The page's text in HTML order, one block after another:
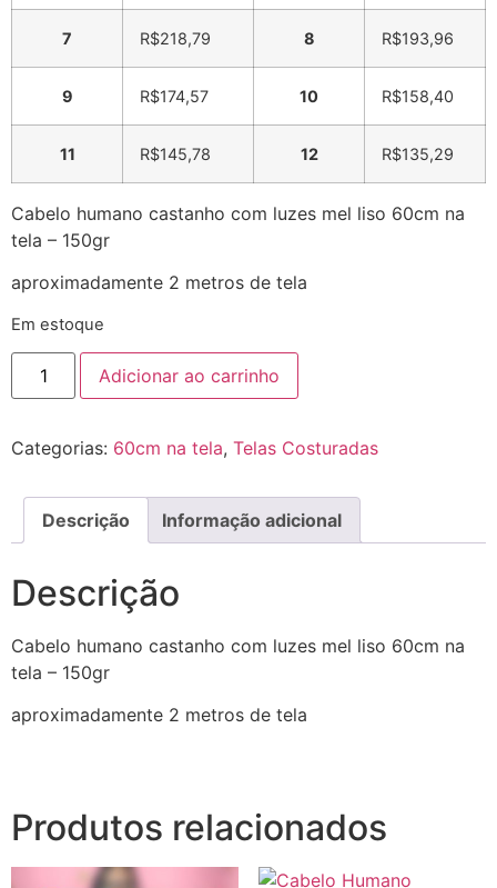
7 R$218,79 8 R$193,96
9 R$174,57 10 R$158,40
11 R$145,78 12 R$135,29
Cabelo humano castanho com luzes mel liso 60cm na
tela – 150gr
aproximadamente 2 metros de tela
Em estoque
Adicionar ao carrinho
Categorias: 60cm na tela, Telas Costuradas
Descrição Informação adicional
Descrição
Cabelo humano castanho com luzes mel liso 60cm na
tela – 150gr
aproximadamente 2 metros de tela
Produtos relacionados